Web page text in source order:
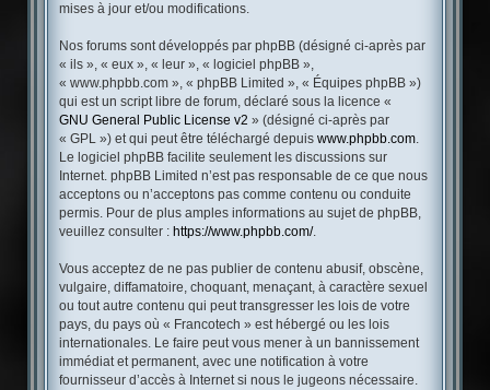
mises à jour et/ou modifications.
Nos forums sont développés par phpBB (désigné ci-après par
« ils », « eux », « leur », « logiciel phpBB »,
« www.phpbb.com », « phpBB Limited », « Équipes phpBB »)
qui est un script libre de forum, déclaré sous la licence «
GNU General Public License v2 » (désigné ci-après par
« GPL ») et qui peut être téléchargé depuis www.phpbb.com.
Le logiciel phpBB facilite seulement les discussions sur
Internet. phpBB Limited n’est pas responsable de ce que nous
acceptons ou n’acceptons pas comme contenu ou conduite
permis. Pour de plus amples informations au sujet de phpBB,
veuillez consulter : https://www.phpbb.com/.
Vous acceptez de ne pas publier de contenu abusif, obscène,
vulgaire, diffamatoire, choquant, menaçant, à caractère sexuel
ou tout autre contenu qui peut transgresser les lois de votre
pays, du pays où « Francotech » est hébergé ou les lois
internationales. Le faire peut vous mener à un bannissement
immédiat et permanent, avec une notification à votre
fournisseur d’accès à Internet si nous le jugeons nécessaire.